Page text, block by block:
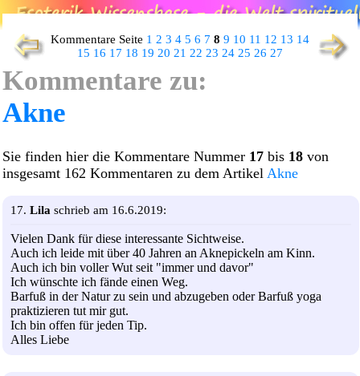
Kommentare Seite 1 2 3 4 5 6 7 8 9 10 11 12 13 14
15 16 17 18 19 20 21 22 23 24 25 26 27
Kommentare zu:
Akne
Sie finden hier die Kommentare Nummer 17 bis 18 von
insgesamt 162 Kommentaren zu dem Artikel Akne
17. Lila schrieb am 16.6.2019:
Vielen Dank für diese interessante Sichtweise.
Auch ich leide mit über 40 Jahren an Aknepickeln am Kinn.
Auch ich bin voller Wut seit "immer und davor"
Ich wünschte ich fände einen Weg.
Barfuß in der Natur zu sein und abzugeben oder Barfuß yoga
praktizieren tut mir gut.
Ich bin offen für jeden Tip.
Alles Liebe